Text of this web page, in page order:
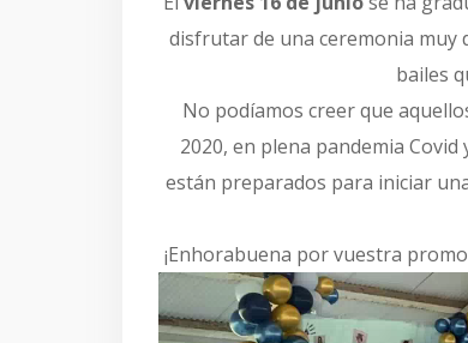
disfrutar de una ceremonia muy
bailes
No podíamos creer que
2020, en plena pandemia
están preparados para iniciar
¡Enhorabuena por vuestra